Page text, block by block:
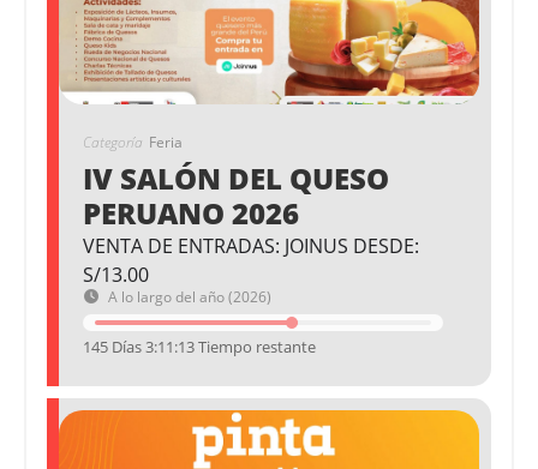
Categoría Feria
IV SALÓN DEL QUESO
PERUANO 2026
VENTA DE ENTRADAS: JOINUS DESDE:
S/13.00
A lo largo del año (2026)
145 Días 3:11:13 Tiempo restante